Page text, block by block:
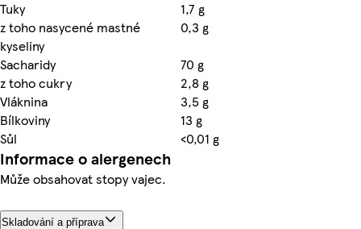
Tuky
1,7 g
z toho nasycené mastné
kyseliny
0,3 g
Sacharidy
70 g
z toho cukry
2,8 g
Vláknina
3,5 g
Bílkoviny
13 g
Sůl
<0,01 g
Informace o alergenech
Může obsahovat stopy vajec.
Skladování a příprava